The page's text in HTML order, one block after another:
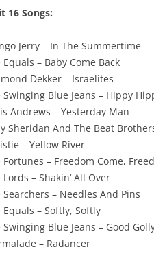
16 Songs:
Jerry – In The Summertime
Equals – Baby Come Back
Dekker – Israelites
Swinging Blue Jeans – Hippy
Andrews – Yesterday Man
Sheridan And The Beat
– Yellow River
Fortunes – Freedom Come,
Lords – Shakin‘ All Over
Searchers – Needles And Pins
Equals – Softly, Softly
Swinging Blue Jeans – Good
– Radancer